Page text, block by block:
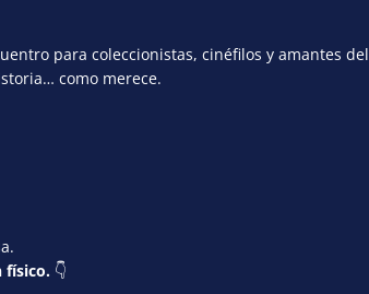
para coleccionistas, cinéfilos y amantes del
como merece.
físico. 👇